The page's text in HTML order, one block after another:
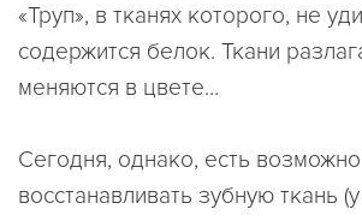
«Труп», в тканях которого, не
содержится белок. Ткани
меняются в цвете...
Сегодня, однако, есть
восстанавливать зубную ткань